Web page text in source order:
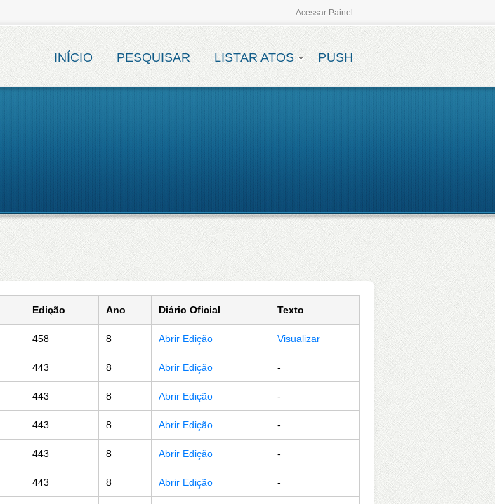
Acessar Painel
INÍCIO PESQUISAR LISTAR ATOS PUSH
Edição Ano Diário Oficial Texto
458 8 Abrir Edição Visualizar
443 8 Abrir Edição -
443 8 Abrir Edição -
443 8 Abrir Edição -
443 8 Abrir Edição -
443 8 Abrir Edição -